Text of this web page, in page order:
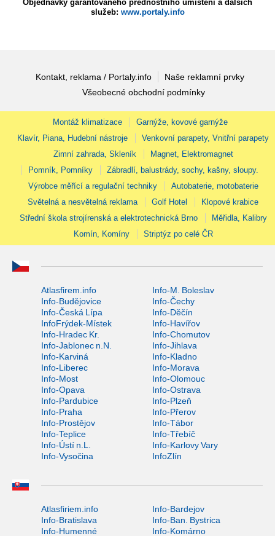
Objednávky garantovaného přednostního umístění a dalších
služeb: www.portaly.info
Kontakt, reklama / Portaly.info
Naše reklamní prvky
Všeobecné obchodní podmínky
Montáž klimatizace
Garnýže, kovové garnýže
Klavír, Piana, Hudební nástroje
Venkovní parapety, Vnitřní parapety
Zimní zahrada, Skleník
Magnet, Elektromagnet
Pomník, Pomníky
Zábradlí, balustrády, sochy, kašny, sloupy.
Výrobce měřící a regulační techniky
Autobaterie, motobaterie
Světelná a nesvětelná reklama
Golf Hotel
Klopové krabice
Střední škola strojírenská a elektrotechnická Brno
Měřidla, Kalibry
Komín, Komíny
Striptýz po celé ČR
Atlasfirem.info
Info-M. Boleslav
Info-Budějovice
Info-Čechy
Info-Česká Lípa
Info-Děčín
InfoFrýdek-Místek
Info-Havířov
Info-Hradec Kr.
Info-Chomutov
Info-Jablonec n.N.
Info-Jihlava
Info-Karviná
Info-Kladno
Info-Liberec
Info-Morava
Info-Most
Info-Olomouc
Info-Opava
Info-Ostrava
Info-Pardubice
Info-Plzeň
Info-Praha
Info-Přerov
Info-Prostějov
Info-Tábor
Info-Teplice
Info-Třebíč
Info-Ústí n.L.
Info-Karlovy Vary
Info-Vysočina
InfoZlín
Atlasfiriem.info
Info-Bardejov
Info-Bratislava
Info-Ban. Bystrica
Info-Humenné
Info-Komárno